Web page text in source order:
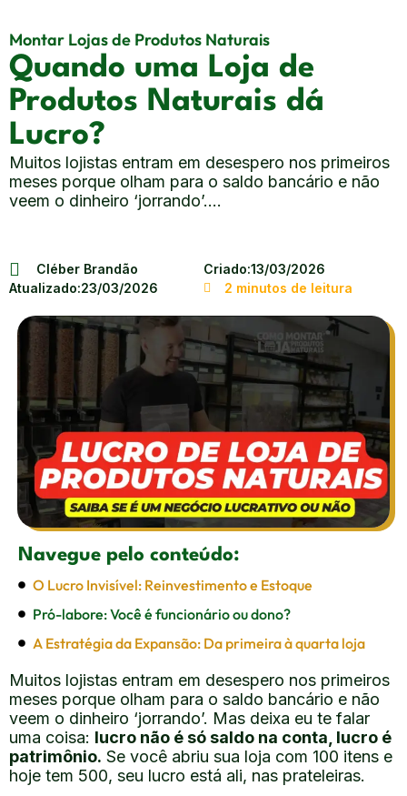
Montar Lojas de Produtos Naturais
Quando uma Loja de
Produtos Naturais dá
Lucro?
Muitos lojistas entram em desespero nos primeiros
meses porque olham para o saldo bancário e não
veem o dinheiro ‘jorrando’....
Cléber Brandão Criado:13/03/2026
Atualizado:23/03/2026 2 minutos de leitura
Navegue pelo conteúdo:
O Lucro Invisível: Reinvestimento e Estoque
Pró-labore: Você é funcionário ou dono?
A Estratégia da Expansão: Da primeira à quarta loja
Muitos lojistas entram em desespero nos primeiros
meses porque olham para o saldo bancário e não
veem o dinheiro ‘jorrando’. Mas deixa eu te falar
uma coisa: lucro não é só saldo na conta, lucro é
patrimônio. Se você abriu sua loja com 100 itens e
hoje tem 500, seu lucro está ali, nas prateleiras.